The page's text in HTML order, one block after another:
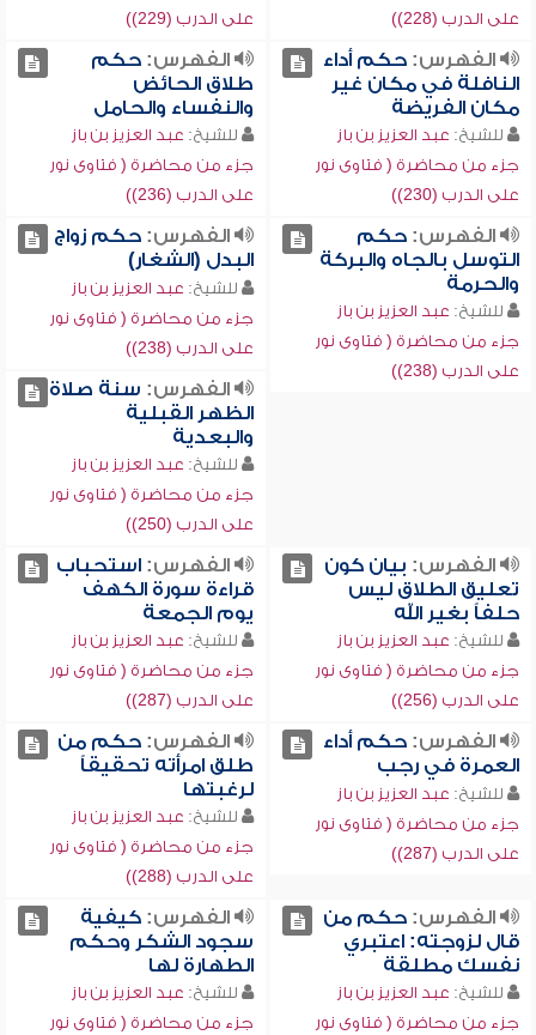
على الدرب (228))
على الدرب (229))
الفهرس:حكم أداء
النافلة في مكان غير
مكان الفريضة
للشيخ: عبد العزيز بن باز
جزء من محاضرة ( فتاوى نور
على الدرب (230))
الفهرس:حكم
طلاق الحائض
والنفساء والحامل
للشيخ: عبد العزيز بن باز
جزء من محاضرة ( فتاوى نور
على الدرب (236))
الفهرس:حكم
التوسل بالجاه والبركة
والحرمة
للشيخ: عبد العزيز بن باز
جزء من محاضرة ( فتاوى نور
على الدرب (238))
الفهرس:حكم زواج
البدل (الشغار)
للشيخ: عبد العزيز بن باز
جزء من محاضرة ( فتاوى نور
على الدرب (238))
الفهرس: سنة صلاة
الظهر القبلية
والبعدية
للشيخ: عبد العزيز بن باز
جزء من محاضرة ( فتاوى نور
على الدرب (250))
الفهرس: بيان كون
تعليق الطلاق ليس
حلفاً بغير الله
للشيخ: عبد العزيز بن باز
جزء من محاضرة ( فتاوى نور
على الدرب (256))
الفهرس:استحباب
قراءة سورة الكهف
يوم الجمعة
للشيخ: عبد العزيز بن باز
جزء من محاضرة ( فتاوى نور
على الدرب (287))
الفهرس:حكم أداء
العمرة في رجب
للشيخ: عبد العزيز بن باز
جزء من محاضرة ( فتاوى نور
على الدرب (287))
الفهرس:حكم من
طلق امرأته تحقيقاً
لرغبتها
للشيخ: عبد العزيز بن باز
جزء من محاضرة ( فتاوى نور
على الدرب (288))
الفهرس:حكم من
قال لزوجته: اعتبري
نفسك مطلقة
للشيخ: عبد العزيز بن باز
جزء من محاضرة ( فتاوى نور
الفهرس:كيفية
سجود الشكر وحكم
الطهارة لها
للشيخ: عبد العزيز بن باز
جزء من محاضرة ( فتاوى نور